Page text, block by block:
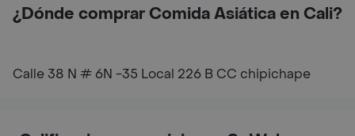
¿Dónde comprar Comida Asiática en Cali?
Calle 38 N # 6N -35 Local 226 B CC chipichape